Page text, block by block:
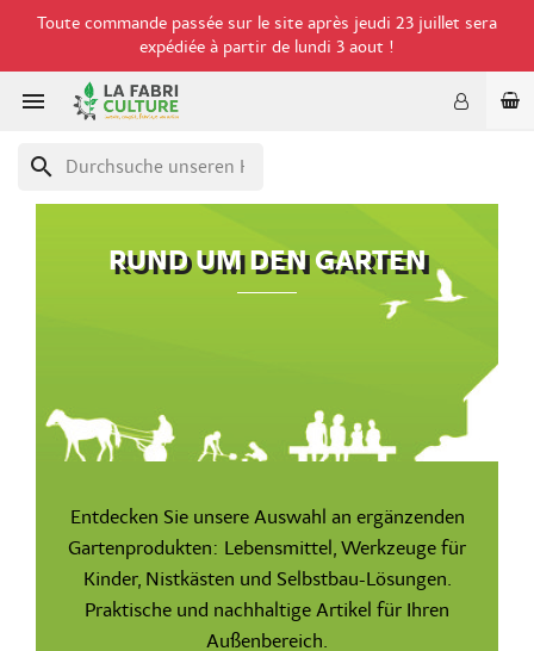
Toute commande passée sur le site après jeudi 23 juillet sera
expédiée à partir de lundi 3 aout !

search
RUND UM DEN GARTEN
Entdecken Sie unsere Auswahl an ergänzenden
Gartenprodukten: Lebensmittel, Werkzeuge für
Kinder, Nistkästen und Selbstbau-Lösungen.
Praktische und nachhaltige Artikel für Ihren
Außenbereich.